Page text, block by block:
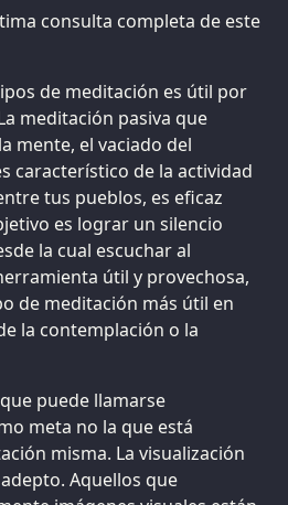
consulta completa de este
de meditación es útil por
meditación pasiva que
mente, el vaciado del
característico de la actividad
tus pueblos, es eficaz
es lograr un silencio
la cual escuchar al
útil y provechosa,
de meditación más útil en
la contemplación o la
puede llamarse
meta no la que está
misma. La visualización
Aquellos que